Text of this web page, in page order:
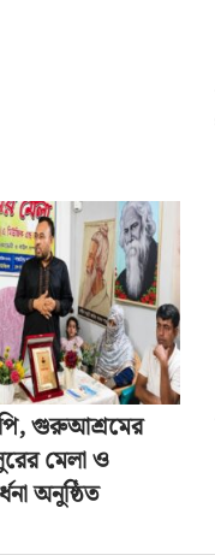
গুরুআশ্রমের
মেলা ও
অনুষ্ঠিত